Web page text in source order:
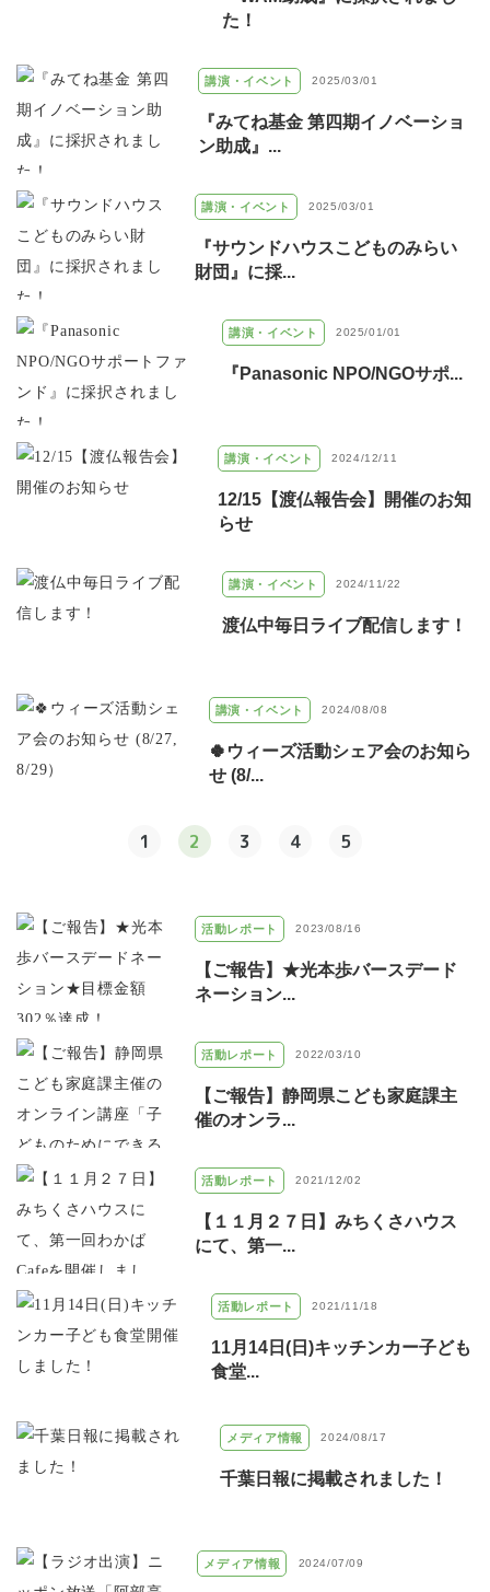
た！
講演・イベント 2025/03/01
『みてね基金 第四期イノベーショ
ン助成』...
講演・イベント 2025/03/01
『サウンドハウスこどものみらい
財団』に採...
講演・イベント 2025/01/01
『Panasonic NPO/NGOサポ...
講演・イベント 2024/12/11
12/15【渡仏報告会】開催のお知
らせ
講演・イベント 2024/11/22
渡仏中毎日ライブ配信します！
講演・イベント 2024/08/08
🍀ウィーズ活動シェア会のお知ら
せ (8/...
1 2 3 4 5
活動レポート 2023/08/16
【ご報告】★光本歩バースデード
ネーション...
活動レポート 2022/03/10
【ご報告】静岡県こども家庭課主
催のオンラ...
活動レポート 2021/12/02
【１１月２７日】みちくさハウス
にて、第一...
活動レポート 2021/11/18
11月14日(日)キッチンカー子ども
食堂...
メディア情報 2024/08/17
千葉日報に掲載されました！
メディア情報 2024/07/09